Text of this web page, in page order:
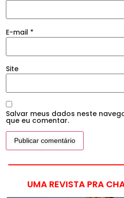
E-mail *
Site
Salvar meus dados neste
que eu comentar.
UMA REVISTA PRA